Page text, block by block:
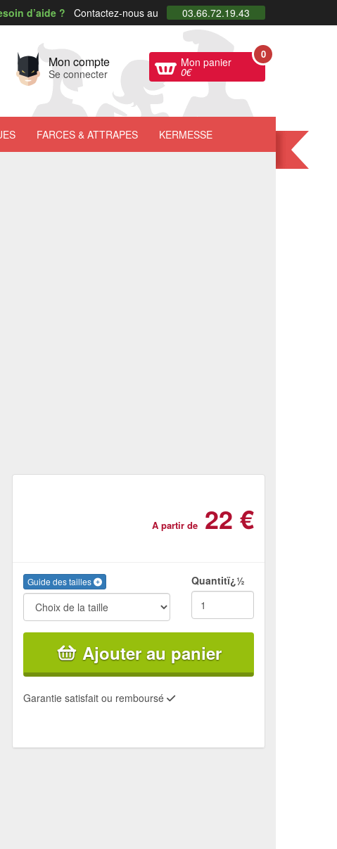
d’aide ? Contactez-nous au 03.66.72.19.43
Mon compte
Se connecter
Mon panier
0€
0
FARCES & ATTRAPES KERMESSE
A partir de 22 €
Guide des tailles Quantitï¿½
Ajouter au panier
Garantie satisfait ou remboursé